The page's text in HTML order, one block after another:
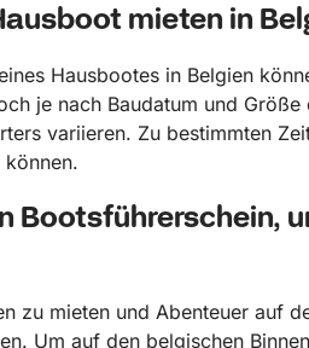
mieten in
Hausbootes in Belgien
je nach Baudatum und
variieren. Zu bestimmten
können.
Bootsführerschein,
zu mieten und Abenteuer auf
Um auf den belgischen